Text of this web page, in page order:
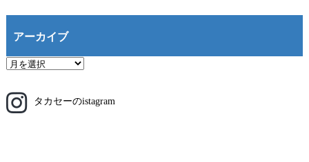
アーカイブ
ア
カ
イ
タカセーのistagram